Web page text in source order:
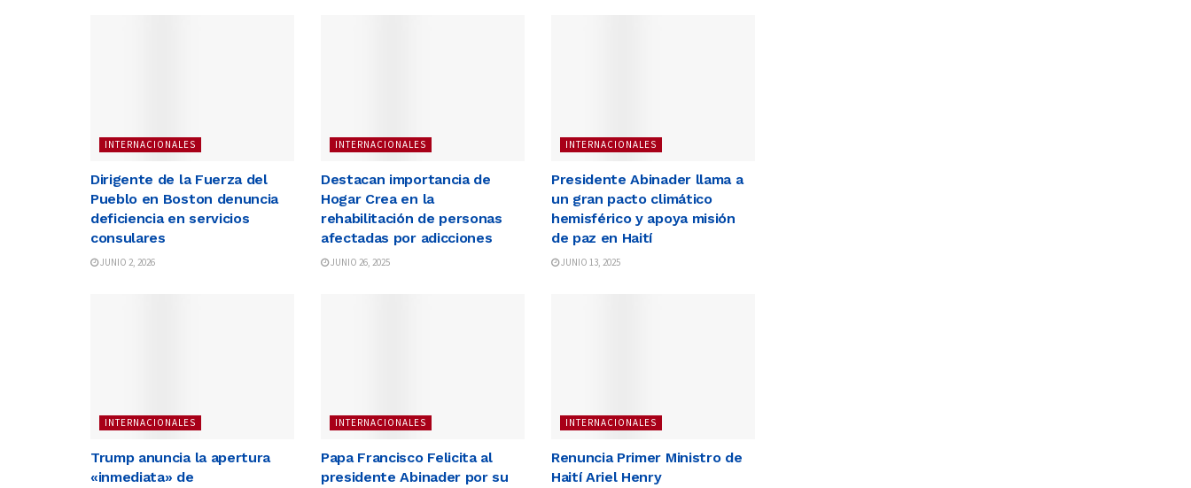
INTERNACIONALES
Dirigente de la Fuerza del
Pueblo en Boston denuncia
deficiencia en servicios
consulares
JUNIO 2, 2026
INTERNACIONALES
Destacan importancia de
Hogar Crea en la
rehabilitación de personas
afectadas por adicciones
JUNIO 26, 2025
INTERNACIONALES
Presidente Abinader llama a
un gran pacto climático
hemisférico y apoya misión
de paz en Haití
JUNIO 13, 2025
INTERNACIONALES
Trump anuncia la apertura
«inmediata» de
INTERNACIONALES
Papa Francisco Felicita al
presidente Abinader por su
INTERNACIONALES
Renuncia Primer Ministro de
Haití Ariel Henry